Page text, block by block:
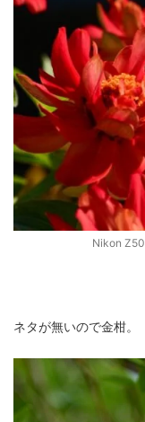
Nikon
ネタが無いので金柑。